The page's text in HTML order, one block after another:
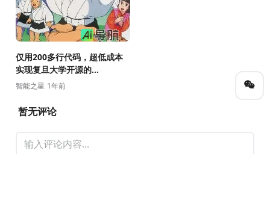
仅用200多行代码，超低成本
实现复旦大学开源的
DeepSeek R1「Aha
智能之星 1年前
暂无评论